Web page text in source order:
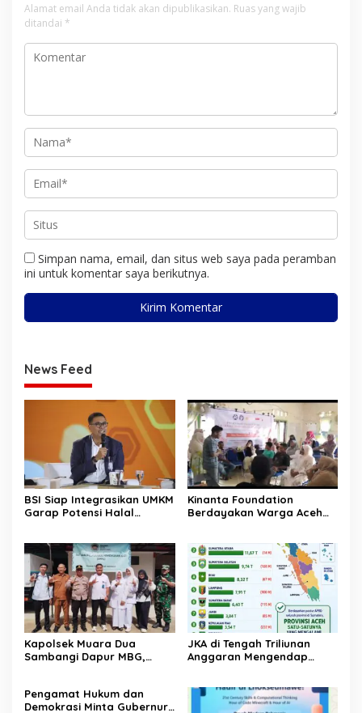
Alamat email Anda tidak akan dipublikasikan. Ruas yang wajib
ditandai *
Simpan nama, email, dan situs web saya pada peramban
ini untuk komentar saya berikutnya.
News Feed
BSI Siap Integrasikan UMKM
Garap Potensi Halal
Kinanta Foundation
Berdayakan Warga Aceh
Kapolsek Muara Dua
Sambangi Dapur MBG,
Sesuai SOP
JKA di Tengah Triliunan
Anggaran Mengendap
pemerintah Aceh
‎Pengamat Hukum dan
Demokrasi Minta Gubernur